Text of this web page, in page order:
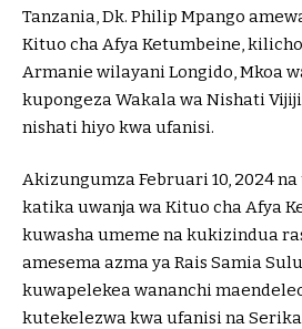
Tanzania, Dk. Philip Mpango
Kituo cha Afya Ketumbeine,
Armanie wilayani Longido, Mkoa
kupongeza Wakala wa Nishati
nishati hiyo kwa ufanisi.
Akizungumza Februari 10, 2024
katika uwanja wa Kituo cha Afya
kuwasha umeme na kukizindua
amesema azma ya Rais Samia
kuwapelekea wananchi
kutekelezwa kwa ufanisi na